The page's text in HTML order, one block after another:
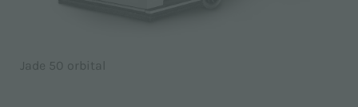
Jade 50 orbital